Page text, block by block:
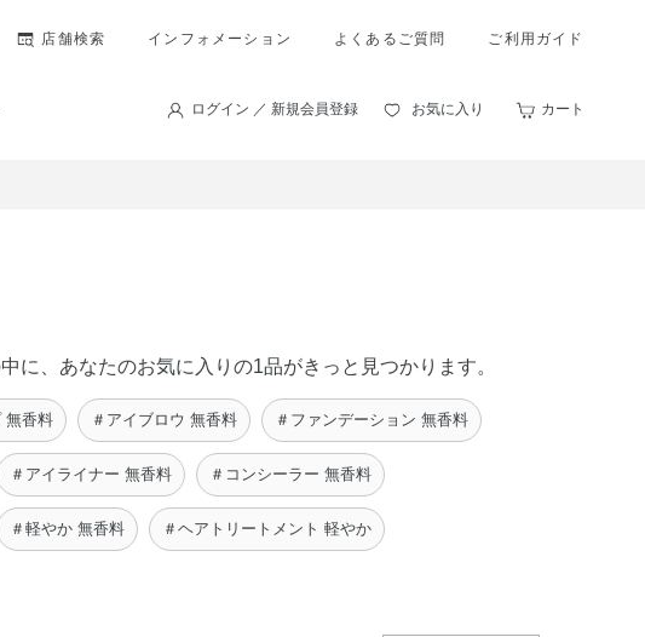
店舗検索 インフォメーション よくあるご質問 ご利用ガイド
ログイン ／ 新規会員登録 お気に入り カート
、あなたのお気に入りの1品がきっと見つかります。
無香料 ＃アイブロウ 無香料 ＃ファンデーション 無香料
＃アイライナー 無香料 ＃コンシーラー 無香料
＃軽やか 無香料 ＃ヘアトリートメント 軽やか